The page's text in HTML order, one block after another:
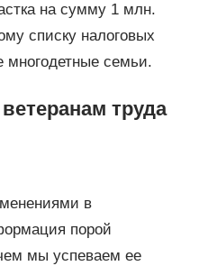
на сумму 1 млн.
списку налоговых
многодетные семьи.
труда
в
порой
мы успеваем ее